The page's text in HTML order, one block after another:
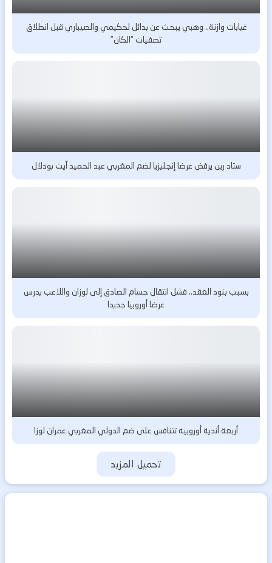
غيابات وازنة.. وهبي يبحث عن بدائل لحكيمي والصيباري قبل انطلاق
تصفيات “الكان”
ستاد رين يرفض عرضا إنجليزيا لضم المغربي عبد الحميد آيت بودلال
بسبب بنود العقد.. فشل انتقال حسام الصادق إلى لوزان واللاعب يدرس
عرضا أوروبيا جديدا
أربعة أندية أوروبية تتنافس على ضم الدولي المغربي عمران لوزا
تحميل المزيد